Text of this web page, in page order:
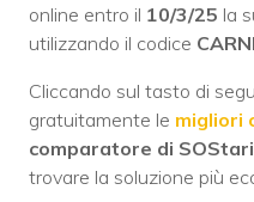
online entro il 10/3/25 la
utilizzando il codice
Cliccando sul tasto di
gratuitamente le migliori
comparatore di
trovare la soluzione più